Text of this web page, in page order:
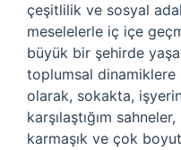
çeşitlilik ve sosyal
meselelerle iç içe
büyük bir şehirde
toplumsal
olarak, sokakta,
karşılaştığım
karmaşık ve çok